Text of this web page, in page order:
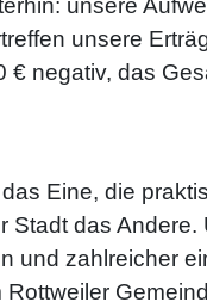
unsere
unsere
negativ, das
Eine, die
das Andere.
und zahlreicher